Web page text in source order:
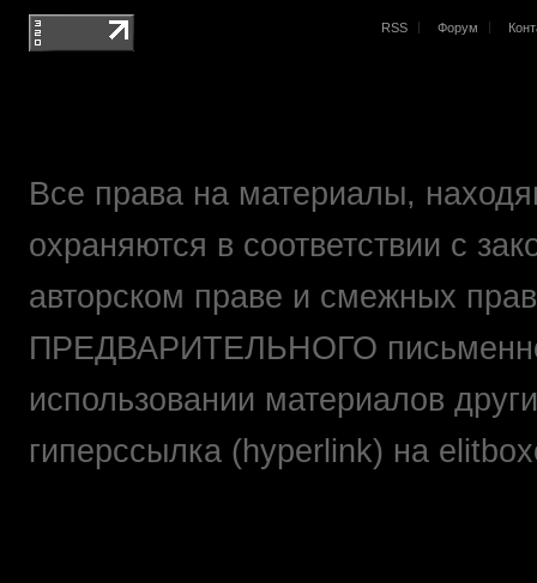
RSS Форум
Все права на материалы,
охраняются в соответствии с
авторском праве и смежных
ПРЕДВАРИТЕЛЬНОГО
использовании материалов
гиперссылка (hyperlink) на